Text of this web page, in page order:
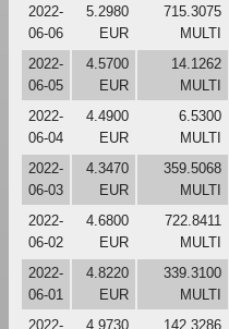
2022-
06-06
5.2980
EUR
715.3075
MULTI
2022-
06-05
4.5700
EUR
14.1262
MULTI
2022-
06-04
4.4900
EUR
6.5300
MULTI
2022-
06-03
4.3470
EUR
359.5068
MULTI
2022-
06-02
4.6800
EUR
722.8411
MULTI
2022-
06-01
4.8220
EUR
339.3100
MULTI
2022-
4.9730
142.3286